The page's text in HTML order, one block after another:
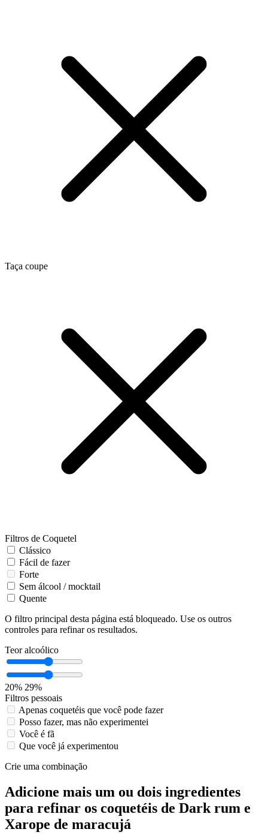
Taça coupe
Filtros de Coquetel
Clássico
Fácil de fazer
Forte
Sem álcool / mocktail
Quente
O filtro principal desta página está bloqueado. Use os outros
controles para refinar os resultados.
Teor alcoólico
20% 29%
Filtros pessoais
Apenas coquetéis que você pode fazer
Posso fazer, mas não experimentei
Você é fã
Que você já experimentou
Crie uma combinação
Adicione mais um ou dois ingredientes
para refinar os coquetéis de Dark rum e
Xarope de maracujá